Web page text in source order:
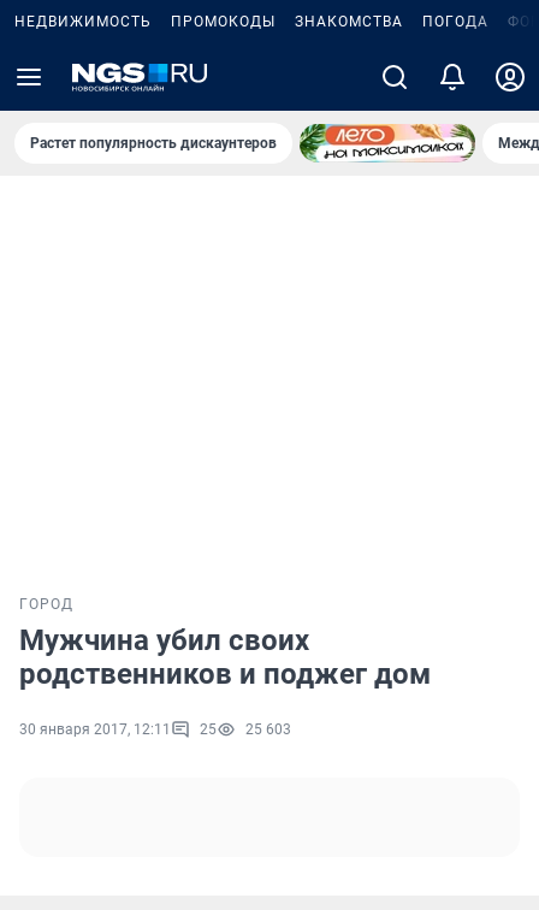
НЕДВИЖИМОСТЬ ПРОМОКОДЫ ЗНАКОМСТВА ПОГОДА
Растет популярность дискаунтеров
ГОРОД
Мужчина убил своих
родственников и поджег дом
30 января 2017, 12:11 25 25 603